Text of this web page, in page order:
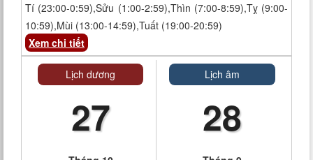
Tí (23:00-0:59),Sửu (1:00-2:59),Thìn (7:00-8:59),Tỵ (9:00-
10:59),Mùi (13:00-14:59),Tuất (19:00-20:59)
Xem chi tiết
Lịch dương
27
Lịch âm
28